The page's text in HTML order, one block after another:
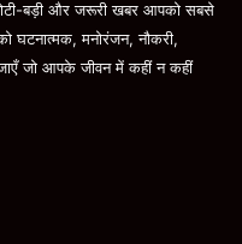
बड़ी और जरूरी खबर आपको सबसे
घटनात्मक, मनोरंजन, नौकरी,
जो आपके जीवन में कहीं न कहीं